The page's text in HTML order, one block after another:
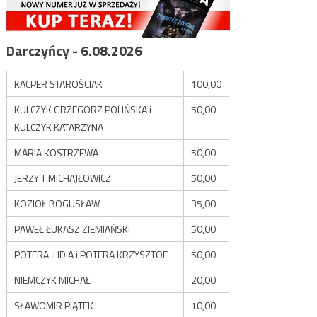
Darczyńcy - 6.08.2026
KACPER STAROŚCIAK
100,00
KULCZYK GRZEGORZ POLIŃSKA i
KULCZYK KATARZYNA
50,00
MARIA KOSTRZEWA
50,00
JERZY T MICHAJŁOWICZ
50,00
KOZIOŁ BOGUSŁAW
35,00
PAWEŁ ŁUKASZ ZIEMIAŃSKI
50,00
POTERA LIDIA i POTERA KRZYSZTOF
50,00
NIEMCZYK MICHAŁ
20,00
SŁAWOMIR PIĄTEK
10,00